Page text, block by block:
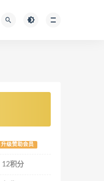
升级赞助会员
12积分